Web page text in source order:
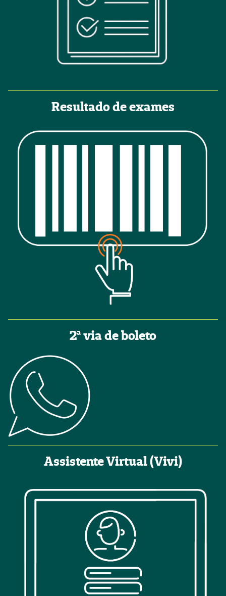
Resultado de exames
2ª via de boleto
Assistente Virtual (Vivi)